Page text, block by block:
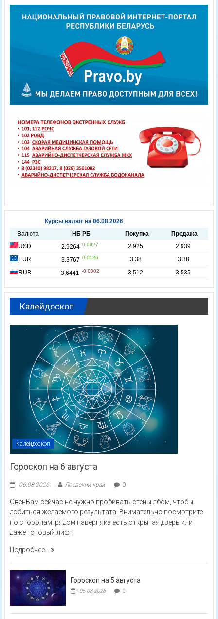
Калейдоскоп
Калейдоскоп
Гороскоп на 6 августа
06.08.2026 Лоевский край 0
ОвенВам сейчас не нужно пробивать стены лбом, чтобы
добиться желаемого результата. Внимательно посмотрите
по сторонам: рядом наверняка есть открытая дверь или
даже готовый лифт.
Подробнее...
Гороскоп на 5 августа
05.08.2026 0